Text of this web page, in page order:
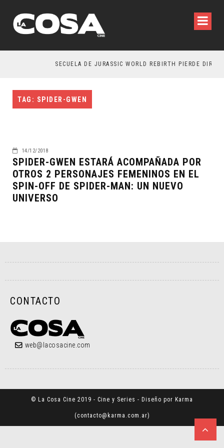
SECUELA DE JURASSIC WORLD REBIRTH PIERDE
TAG: SPIDER-GWEN
14/12/2018
SPIDER-GWEN ESTARÁ ACOMPAÑADA POR
OTROS 2 PERSONAJES FEMENINOS EN EL
SPIN-OFF DE SPIDER-MAN: UN NUEVO
UNIVERSO
CONTACTO
web@lacosacine.com
© La Cosa Cine 2019 - Cine y Series - Diseño por Karma
(contacto@karma.com.ar)